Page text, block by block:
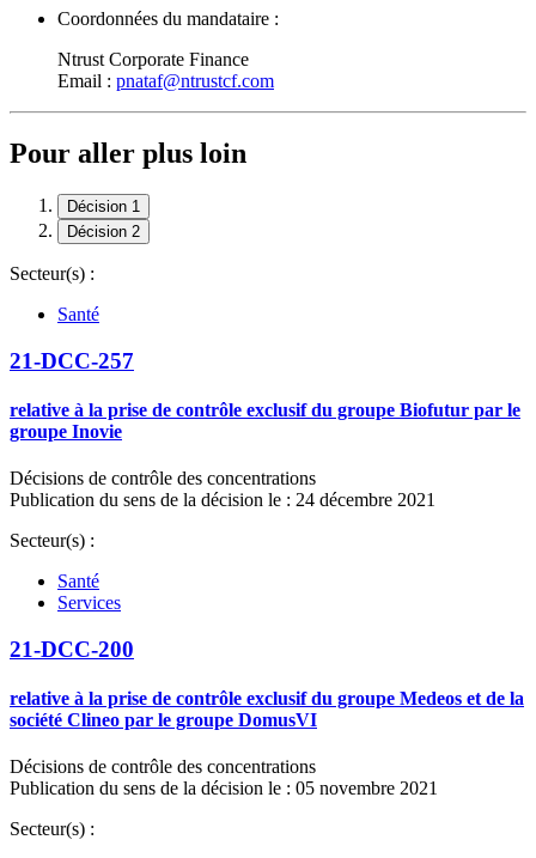
Coordonnées du mandataire :
Ntrust Corporate Finance
Email : pnataf@ntrustcf.com
Pour aller plus loin
Décision 1
Décision 2
Secteur(s) :
Santé
21-DCC-257
relative à la prise de contrôle exclusif du groupe Biofutur par le
groupe Inovie
Décisions de contrôle des concentrations
Publication du sens de la décision le : 24 décembre 2021
Secteur(s) :
Santé
Services
21-DCC-200
relative à la prise de contrôle exclusif du groupe Medeos et de la
société Clineo par le groupe DomusVI
Décisions de contrôle des concentrations
Publication du sens de la décision le : 05 novembre 2021
Secteur(s) :